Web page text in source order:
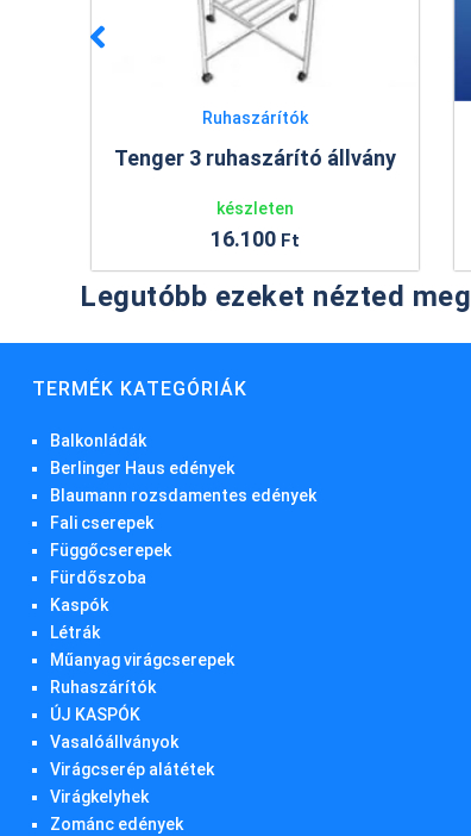
Ruhaszárítók
Tenger 3 ruhaszárító állvány
készleten
16.100 Ft
Legutóbb ezeket nézted meg
TERMÉK KATEGÓRIÁK
Balkonládák
Berlinger Haus edények
Blaumann rozsdamentes edények
Fali cserepek
Függőcserepek
Fürdőszoba
Kaspók
Létrák
Műanyag virágcserepek
Ruhaszárítók
ÚJ KASPÓK
Vasalóállványok
Virágcserép alátétek
Virágkelyhek
Zománc edények